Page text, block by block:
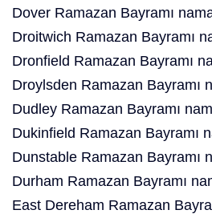
Dover Ramazan Bayramı
Droitwich Ramazan Bayramı
Dronfield Ramazan Bayramı
Droylsden Ramazan Bayramı
Dudley Ramazan Bayramı
Dukinfield Ramazan Bayramı
Dunstable Ramazan Bayramı
Durham Ramazan Bayramı
East Dereham Ramazan